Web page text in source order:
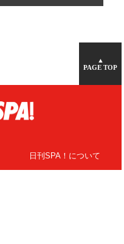
▲
PAGE TOP
日刊SPA！について